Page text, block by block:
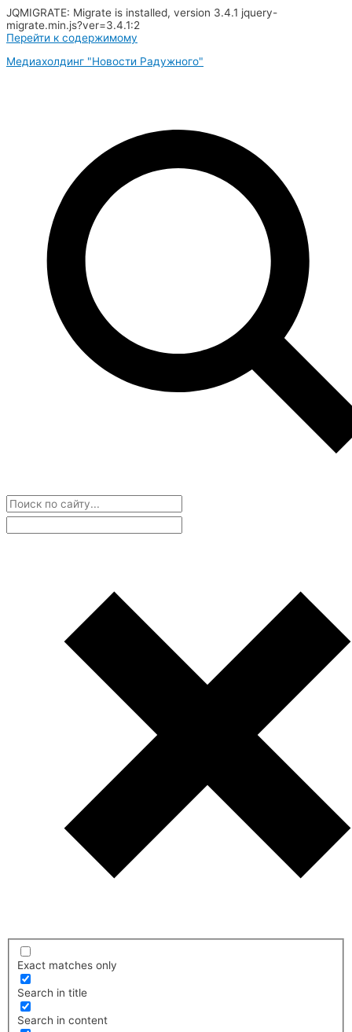
JQMIGRATE: Migrate is installed, version 3.4.1 jquery-
migrate.min.js?ver=3.4.1:2
Перейти к содержимому
Медиахолдинг "Новости Радужного"
Exact matches only
Search in title
Search in content